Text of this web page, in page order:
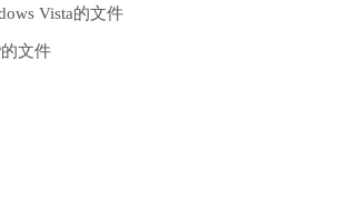
Vista的文件
文件